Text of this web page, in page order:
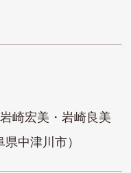
崎宏美・岩崎良美
中津川市）